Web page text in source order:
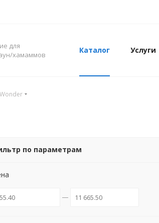
для
хамаммов
Каталог Услуги
по параметрам